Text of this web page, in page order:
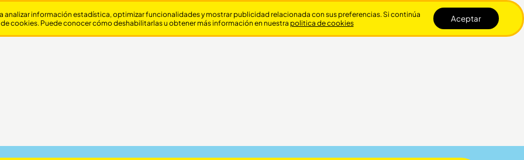
información estadística, optimizar funcionalidades y mostrar publicidad relacionada con sus preferencias. Si continúa
cookies. Puede conocer cómo deshabilitarlas u obtener más información en nuestra politica de cookies Aceptar